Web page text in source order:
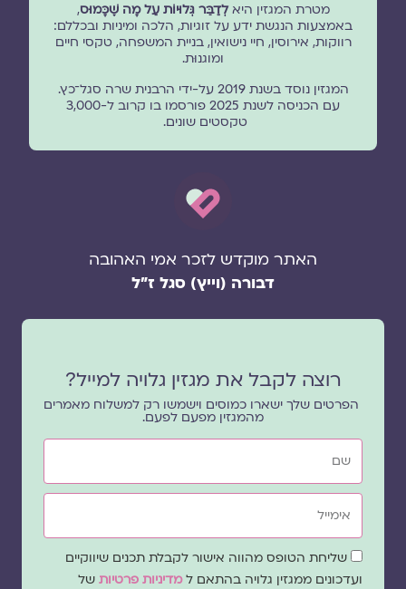
מטרת המגזין היאלְדַבֵּר גְּלוּיוֹת עַל מָה שֶׁכָּמוּס,
באמצעות הנגשת ידע על זוגיות, הלכה ומיניות ובכללם:
רווקות, אירוסין, חיי נישואין, בניית המשפחה, טקסי חיים
ומוגנוּת.
המגזין נוסד בשנת 2019 על-ידי הרבנית שרה סגל־כץ.
עם הכניסה לשנת 2025 פורסמו בו קרוב ל-3,000
טקסטים שונים.
האתר מוקדש לזכר אמי האהובה
דבורה (וייץ) סגל ז"ל
רוצה לקבל את מגזין גלויה למייל?
הפרטים שלך ישארו כמוסים וישמשו רק למשלוח מאמרים
מהמגזין מפעם לפעם.
שם
אימייל
שדה
הסכמה
שליחת הטופס מהווה אישור לקבלת תכנים שיווקיים
ועדכונים ממגזין גלויה בהתאם למדיניות פרטיות של